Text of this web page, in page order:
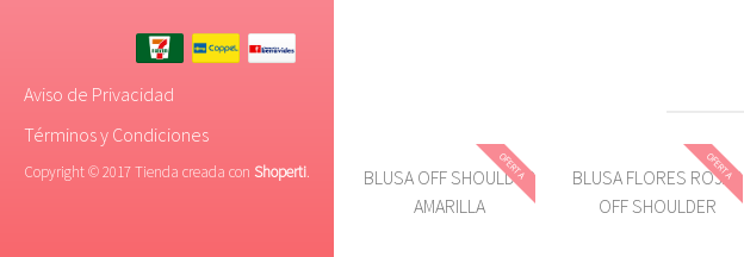
Aviso de Privacidad
Términos y Condiciones
Copyright © 2017 Tienda creada con Shoperti. OFERTA
BLUSA OFF SHOULDER
AMARILLA
OFERTA
BLUSA FLORES ROJAS
OFF SHOULDER